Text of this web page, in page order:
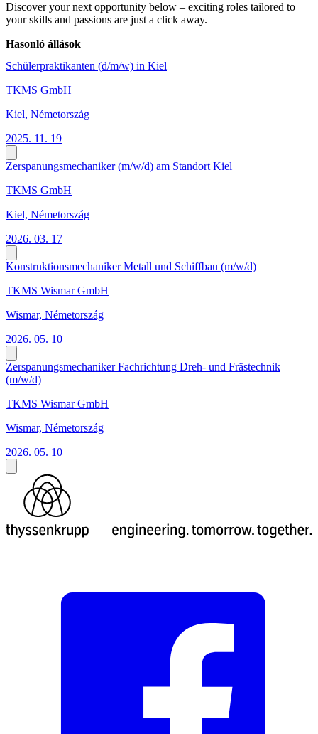
Discover your next opportunity below – exciting roles tailored to
your skills and passions are just a click away.
Hasonló állások
Schülerpraktikanten (d/m/w) in Kiel
TKMS GmbH
Kiel, Németország
2025. 11. 19
Zerspanungsmechaniker (m/w/d) am Standort Kiel
TKMS GmbH
Kiel, Németország
2026. 03. 17
Konstruktionsmechaniker Metall und Schiffbau (m/w/d)
TKMS Wismar GmbH
Wismar, Németország
2026. 05. 10
Zerspanungsmechaniker Fachrichtung Dreh- und Frästechnik
(m/w/d)
TKMS Wismar GmbH
Wismar, Németország
2026. 05. 10